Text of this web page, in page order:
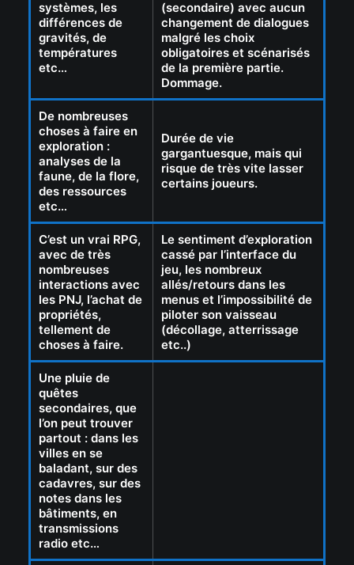
systèmes, les
différences de
gravités, de
températures
etc…
(secondaire) avec aucun
changement de dialogues
malgré les choix
obligatoires et scénarisés
de la première partie.
Dommage.
De nombreuses
choses à faire en
exploration :
analyses de la
faune, de la flore,
des ressources
etc…
Durée de vie
gargantuesque, mais qui
risque de très vite lasser
certains joueurs.
C’est un vrai RPG,
avec de très
nombreuses
interactions avec
les PNJ, l’achat de
propriétés,
tellement de
choses à faire.
Le sentiment d’exploration
cassé par l’interface du
jeu, les nombreux
allés/retours dans les
menus et l’impossibilité de
piloter son vaisseau
(décollage, atterrissage
etc..)
Une pluie de
quêtes
secondaires, que
l’on peut trouver
partout : dans les
villes en se
baladant, sur des
cadavres, sur des
notes dans les
bâtiments, en
transmissions
radio etc…